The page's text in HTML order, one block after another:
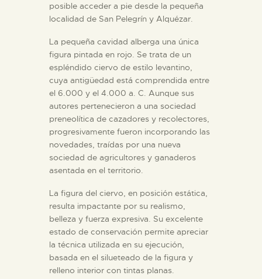
posible acceder a pie desde la pequeña
localidad de San Pelegrín y Alquézar.
La pequeña cavidad alberga una única
figura pintada en rojo. Se trata de un
espléndido ciervo de estilo levantino,
cuya antigüedad está comprendida entre
el 6.000 y el 4.000 a. C. Aunque sus
autores pertenecieron a una sociedad
preneolítica de cazadores y recolectores,
progresivamente fueron incorporando las
novedades, traídas por una nueva
sociedad de agricultores y ganaderos
asentada en el territorio.
La figura del ciervo, en posición estática,
resulta impactante por su realismo,
belleza y fuerza expresiva. Su excelente
estado de conservación permite apreciar
la técnica utilizada en su ejecución,
basada en el silueteado de la figura y
relleno interior con tintas planas.